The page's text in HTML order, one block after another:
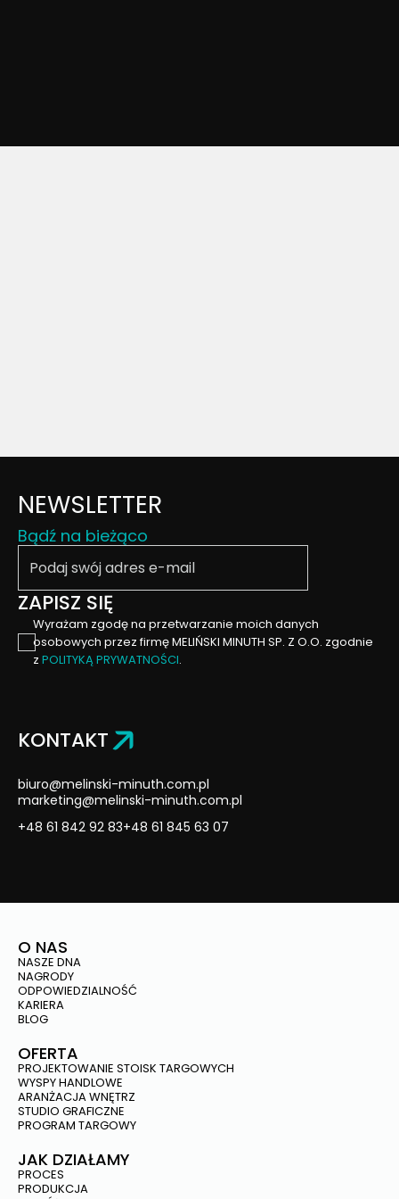
NEWSLETTER
Bądź na bieżąco
ZAPISZ SIĘ
Wyrażam zgodę na przetwarzanie moich danych
osobowych przez firmę MELIŃSKI MINUTH SP. Z O.O. zgodnie
z POLITYKĄ PRYWATNOŚCI.
KONTAKT
biuro@melinski-minuth.com.pl
marketing@melinski-minuth.com.pl
+48 61 842 92 83+48 61 845 63 07
O NAS
NASZE DNA
NAGRODY
ODPOWIEDZIALNOŚĆ
KARIERA
BLOG
OFERTA
PROJEKTOWANIE STOISK TARGOWYCH
WYSPY HANDLOWE
ARANŻACJA WNĘTRZ
STUDIO GRAFICZNE
PROGRAM TARGOWY
JAK DZIAŁAMY
PROCES
PRODUKCJA